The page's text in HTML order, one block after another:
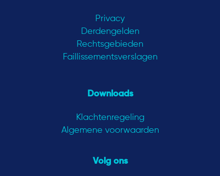
Privacy
Derdengelden
Rechtsgebieden
Faillissementsverslagen
Downloads
Klachtenregeling
Algemene voorwaarden
Volg ons